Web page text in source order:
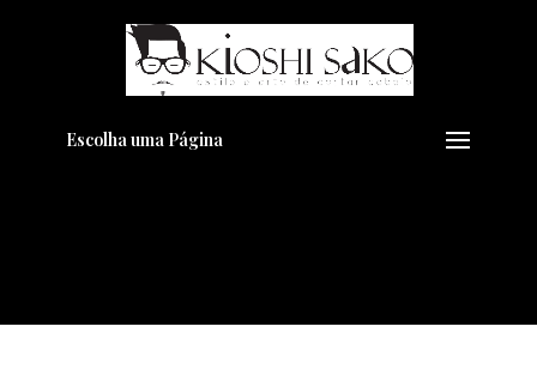
Escolha uma Página
Pensando em transformar seu
Visual??